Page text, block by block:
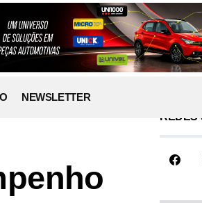
NEWSLETTER
REDES